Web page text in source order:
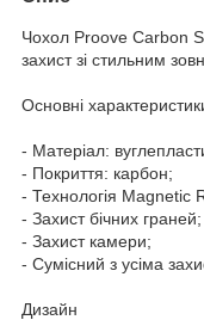
Чохол Proove Carbon
захист зі стильним
Основні
- Матеріал:
- Покриття: карбон;
- Технологія Magnetic
- Захист бічних граней;
- Захист камери;
- Сумісний з усіма
Дизайн